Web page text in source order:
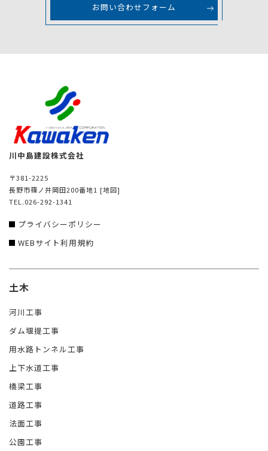
お問い合わせフォーム
川中島建設株式会社
〒381-2225
長野市篠ノ井岡田200番地1 [地図]
TEL.026-292-1341
プライバシーポリシー
WEBサイト利用規約
土木
河川工事
ダム堰提工事
用水路トンネル工事
上下水道工事
橋梁工事
道路工事
法面工事
公園工事